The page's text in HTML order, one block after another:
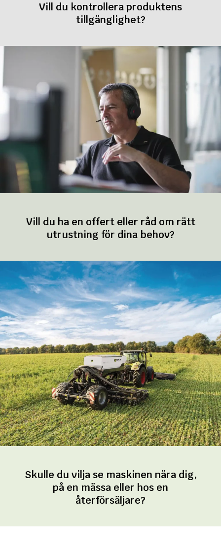
Vill du kontrollera produktens
tillgänglighet?
Vill du ha en offert eller råd om rätt
utrustning för dina behov?
Skulle du vilja se maskinen nära dig,
på en mässa eller hos en
återförsäljare?